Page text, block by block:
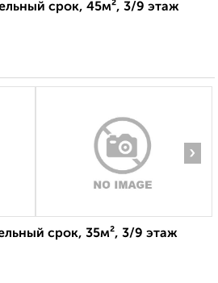
срок, 45м², 3/9 этаж
›
срок, 35м², 3/9 этаж